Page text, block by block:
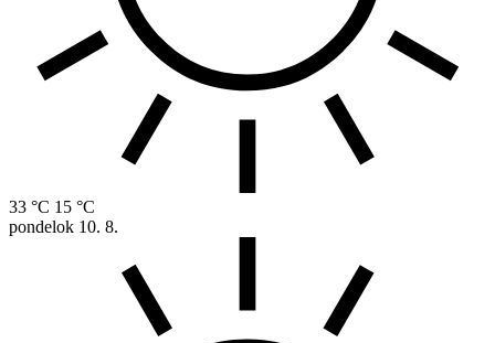
33 °C 15 °C
pondelok 10. 8.